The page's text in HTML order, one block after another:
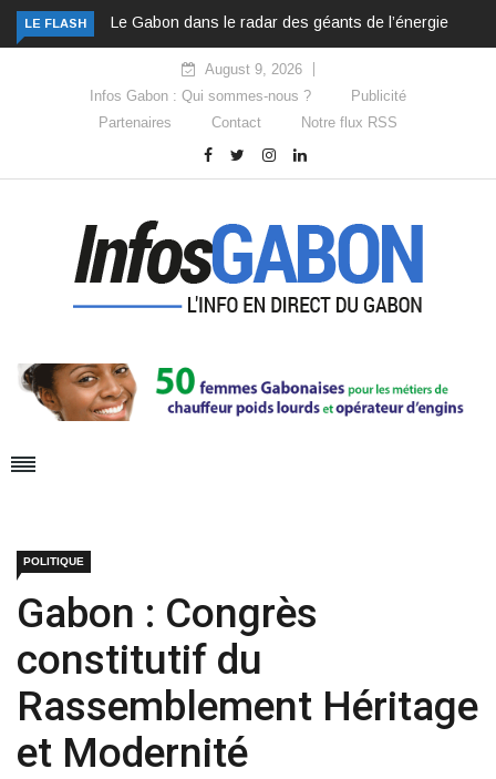
LE FLASH Le Gabon dans le radar des géants de l’énergie
August 9, 2026
Infos Gabon : Qui sommes-nous ?
Publicité
Partenaires
Contact Notre flux RSS
POLITIQUE
Gabon : Congrès
constitutif du
Rassemblement Héritage
et Modernité